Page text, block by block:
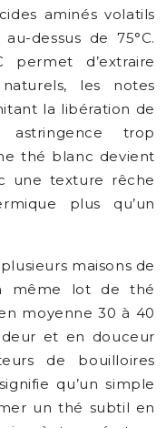
aminés volatils
dessus de 75°C.
d’extraire
les notes
la libération de
astringence trop
thé blanc devient
une texture rêche
plus qu’un
maisons de
même lot de thé
moyenne 30 à 40
et en douceur
de bouilloires
qu’un simple
un thé subtil en